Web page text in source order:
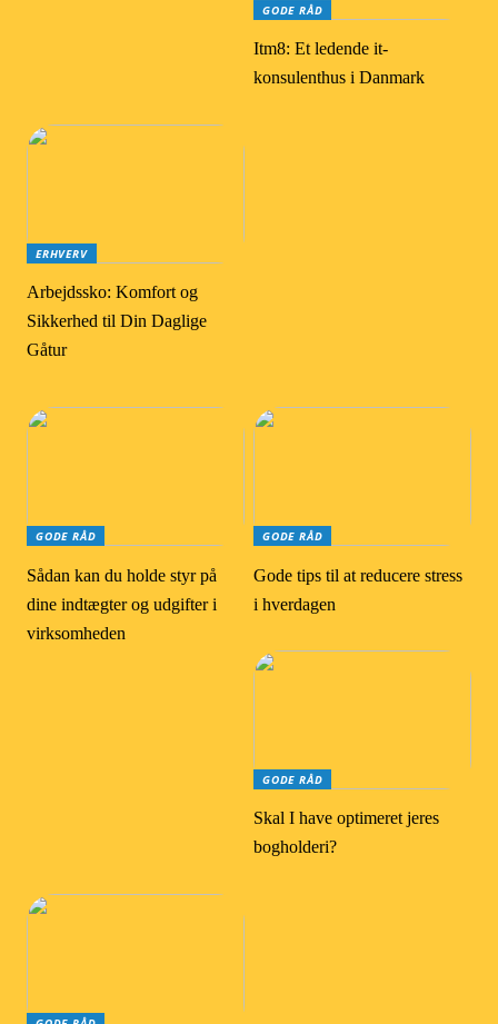
GODE RÅD
Itm8: Et ledende it-
konsulenthus i Danmark
ERHVERV
Arbejdssko: Komfort og
Sikkerhed til Din Daglige
Gåtur
GODE RÅD
Sådan kan du holde styr på
dine indtægter og udgifter i
virksomheden
GODE RÅD
Gode tips til at reducere stress
i hverdagen
GODE RÅD
Skal I have optimeret jeres
bogholderi?